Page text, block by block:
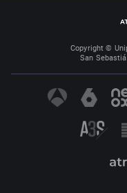
Copyright ©
San